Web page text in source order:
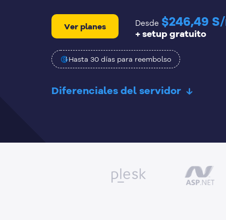
Ver planes Desde $246,49
+ setup gratuito
Hasta 30 días para reembolso
Diferenciales del servidor